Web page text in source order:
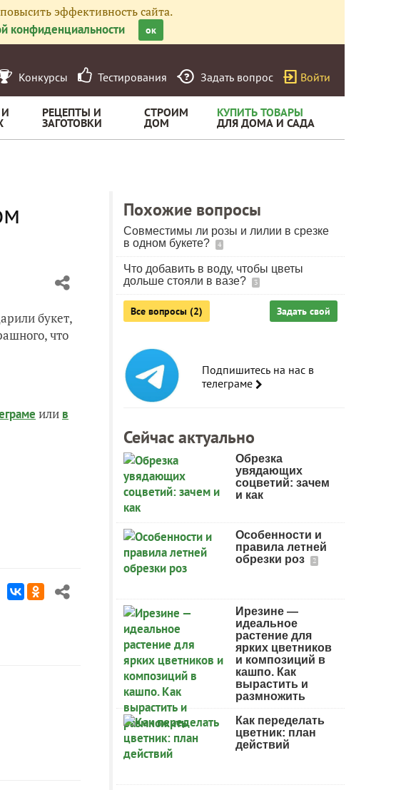
эффективность сайта.
конфиденциальности ок
Конкурсы Тестирования Задать вопрос Войти
РЕЦЕПТЫ И
ЗАГОТОВКИ
СТРОИМ
ДОМ
КУПИТЬ ТОВАРЫ
ДЛЯ ДОМА И САДА
букет,
что
или в
Похожие вопросы
Совместимы ли розы и лилии в срезке
в одном букете?
4
Что добавить в воду, чтобы цветы
дольше стояли в вазе?
3
Все вопросы (2) Задать свой
Подпишитесь на нас в
телеграме
Сейчас актуально
Обрезка
увядающих
соцветий: зачем
и как
Особенности и
правила летней
обрезки роз
2
Ирезине —
идеальное
растение для
ярких цветников
и композиций в
кашпо. Как
вырастить и
размножить
Как переделать
цветник: план
действий